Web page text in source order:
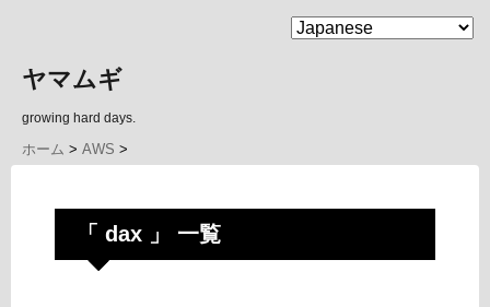
MENU
ヤマムギ
growing hard days.
ホーム > AWS >
「 dax 」 一覧